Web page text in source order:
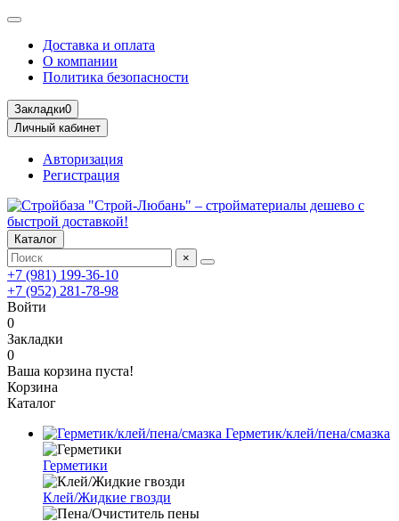
Доставка и оплата
О компании
Политика безопасности
Закладки0
Личный кабинет
Авторизация
Регистрация
Каталог
×
+7 (981) 199-36-10
+7 (952) 281-78-98
Войти
0
Закладки
0
Ваша корзина пуста!
Корзина
Каталог
Герметик/клей/пена/смазка
Герметики
Клей/Жидкие гвозди